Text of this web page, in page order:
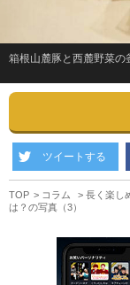
箱根山麓豚と西麓野菜の
ツイートする
TOP コラム
長く楽し
は？の写真（3）